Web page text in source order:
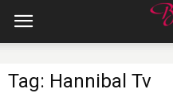
Tag: Hannibal Tv